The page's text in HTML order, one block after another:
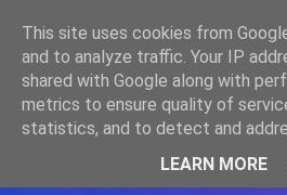
WWW.GAZISTI.RO
This site uses cookies from
and to analyze traffic. Your IP
shared with Google along with
metrics to ensure quality of
statistics, and to detect and
LEARN MORE